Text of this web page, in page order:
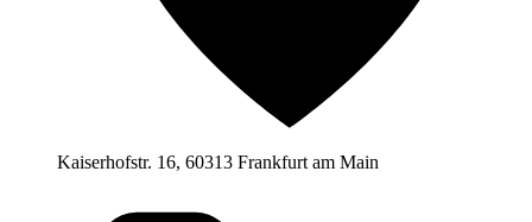
Kaiserhofstr. 16, 60313 Frankfurt am Main